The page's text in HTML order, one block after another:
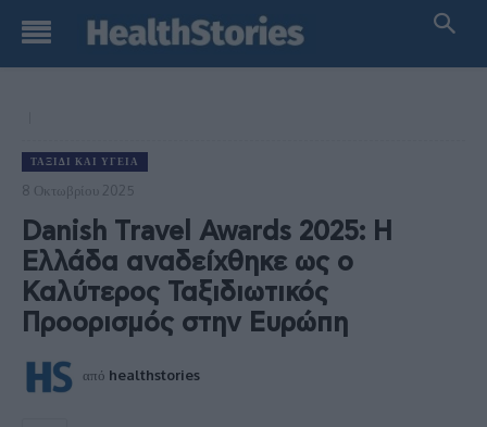
ΤΑΞΊΔΙ ΚΑΙ ΥΓΕΊΑ
8 Οκτωβρίου 2025
Danish Travel Awards 2025: H
Ελλάδα αναδείχθηκε ως ο
Καλύτερος Ταξιδιωτικός
Προορισμός στην Ευρώπη
από healthstories